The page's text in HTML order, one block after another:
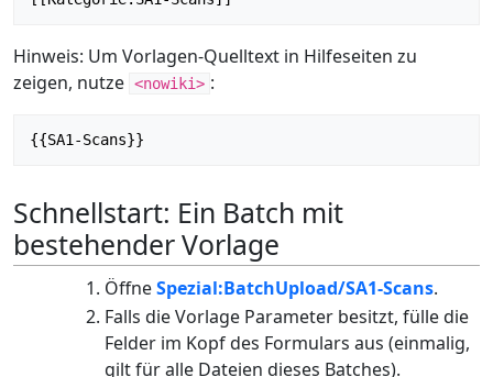
Hinweis: Um Vorlagen-Quelltext in Hilfeseiten zu
zeigen, nutze <nowiki> :
{{SA1-Scans}}
Schnellstart: Ein Batch mit
bestehender Vorlage
ÖffneSpezial:BatchUpload/SA1-Scans.
Falls die Vorlage Parameter besitzt, fülle die
Felder im Kopf des Formulars aus (einmalig,
gilt für alle Dateien dieses Batches).